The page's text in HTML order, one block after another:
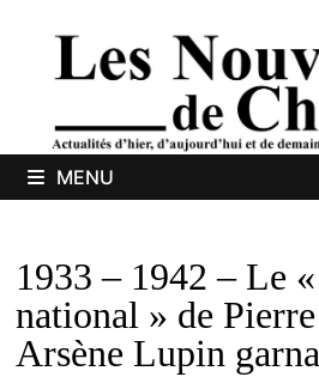
MENU
1933 – 1942 – Le
national » de
Arsène Lupin